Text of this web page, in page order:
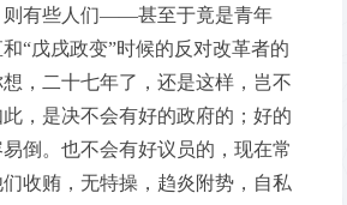
则有些人们——甚至于竟是青年
“戊戌政变”时候的反对改革者的
，二十七年了，还是这样，岂不
，是决不会有好的政府的；好的
倒。也不会有好议员的，现在常
收贿，无特操，趋炎附势，自私